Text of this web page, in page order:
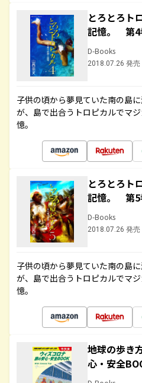
とろとろト
記憶。 第4
D-Books
2018.07.26 発売
子供の頃から夢見ていた南の島
が、島で出合うトロピカルでマ
憶。
とろとろト
記憶。 第5
D-Books
2018.07.26 発売
子供の頃から夢見ていた南の島
が、島で出合うトロピカルでマ
憶。
地球の歩き
心・安全